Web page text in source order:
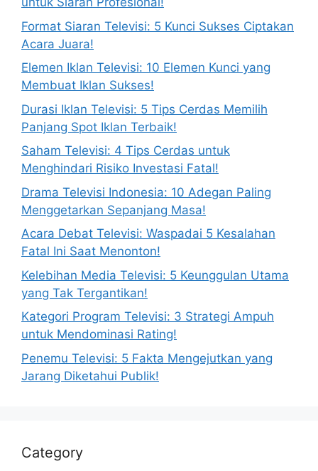
Format Siaran Televisi: 5 Kunci Sukses Ciptakan
Acara Juara!
Elemen Iklan Televisi: 10 Elemen Kunci yang
Membuat Iklan Sukses!
Durasi Iklan Televisi: 5 Tips Cerdas Memilih
Panjang Spot Iklan Terbaik!
Saham Televisi: 4 Tips Cerdas untuk
Menghindari Risiko Investasi Fatal!
Drama Televisi Indonesia: 10 Adegan Paling
Menggetarkan Sepanjang Masa!
Acara Debat Televisi: Waspadai 5 Kesalahan
Fatal Ini Saat Menonton!
Kelebihan Media Televisi: 5 Keunggulan Utama
yang Tak Tergantikan!
Kategori Program Televisi: 3 Strategi Ampuh
untuk Mendominasi Rating!
Penemu Televisi: 5 Fakta Mengejutkan yang
Jarang Diketahui Publik!
Category